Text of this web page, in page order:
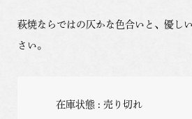
萩焼ならではの仄かな色合いと、優し
さい。
在庫状態 : 売り切れ